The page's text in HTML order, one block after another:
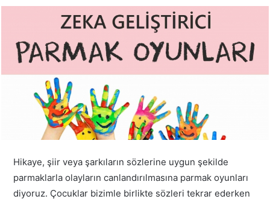
Hikaye, şiir veya şarkıların sözlerine uygun şekilde
parmaklarla olayların canlandırılmasına parmak oyunları
diyoruz. Çocuklar bizimle birlikte sözleri tekrar ederken